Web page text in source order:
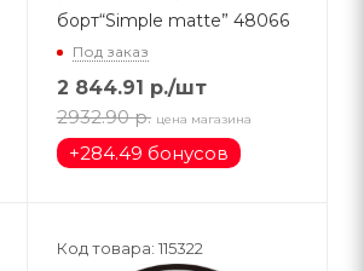
борт“Simple matte” 48066
Под заказ
2 844.91 р./шт
2932.90 р. цена магазина
+284.49 бонусов
Код товара: 115322